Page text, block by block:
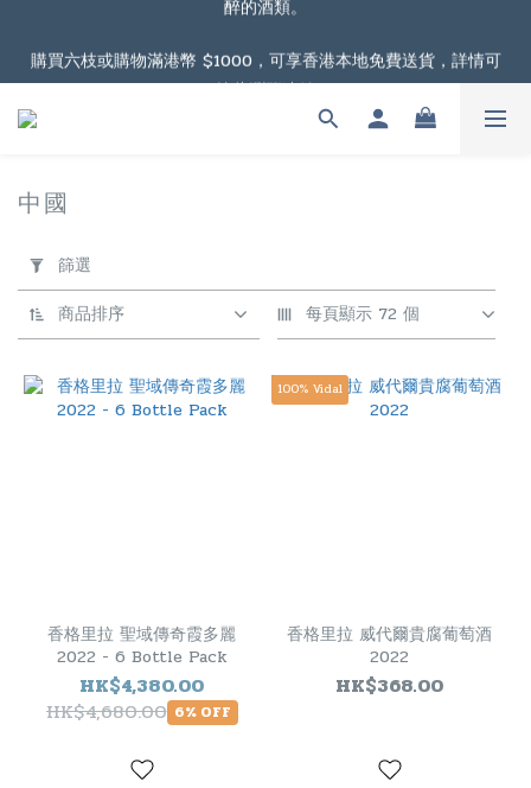
醉的酒類。
購買六枝或購物滿港幣 $1000，可享香港本地免費送貨，詳情可
按此瀏覽連結
根據香港法律，不得在業務過程中，向未成年人售賣或供應令人醺
用
篩
選
(0/20)
價格
(HK$)
中國
篩選
商品排序
每頁顯示 72 個
香格里拉 聖域傳奇霞多麗
2022 - 6 Bottle Pack
HK$4,380.00
HK$4,680.00 6% OFF
100% Vidal
香格里拉 威代爾貴腐葡萄酒
2022
HK$368.00